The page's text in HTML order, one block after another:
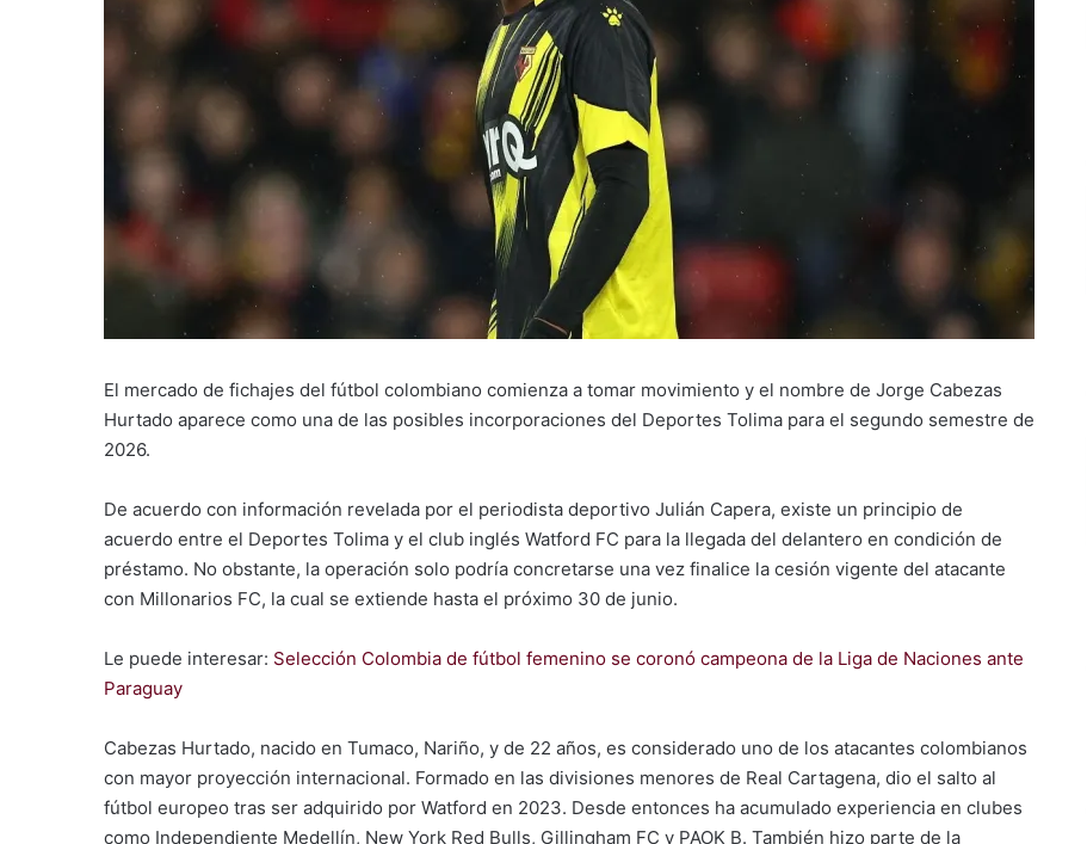
El mercado de fichajes del fútbol colombiano comienza a tomar movimiento y el nombre de Jorge Cabezas
Hurtado aparece como una de las posibles incorporaciones del Deportes Tolima para el segundo semestre de
2026.
De acuerdo con información revelada por el periodista deportivo Julián Capera, existe un principio de
acuerdo entre el Deportes Tolima y el club inglés Watford FC para la llegada del delantero en condición de
préstamo. No obstante, la operación solo podría concretarse una vez finalice la cesión vigente del atacante
con Millonarios FC, la cual se extiende hasta el próximo 30 de junio.
Le puede interesar: Selección Colombia de fútbol femenino se coronó campeona de la Liga de Naciones ante
Paraguay
Cabezas Hurtado, nacido en Tumaco, Nariño, y de 22 años, es considerado uno de los atacantes colombianos
con mayor proyección internacional. Formado en las divisiones menores de Real Cartagena, dio el salto al
fútbol europeo tras ser adquirido por Watford en 2023. Desde entonces ha acumulado experiencia en clubes
como Independiente Medellín, New York Red Bulls, Gillingham FC y PAOK B. También hizo parte de la